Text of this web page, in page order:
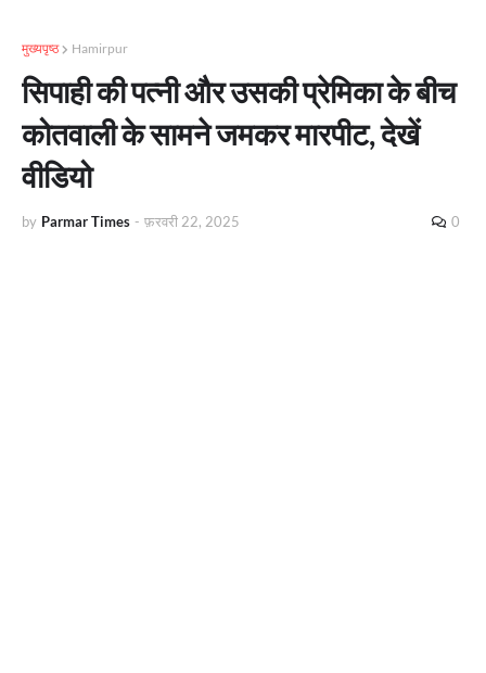
मुख्यपृष्ठ Hamirpur
सिपाही की पत्नी और उसकी प्रेमिका के बीच
कोतवाली के सामने जमकर मारपीट, देखें
वीडियो
by Parmar Times - फ़रवरी 22, 2025 0